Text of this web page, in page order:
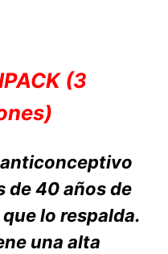
(3
de 40 años de
lo respalda.
una alta